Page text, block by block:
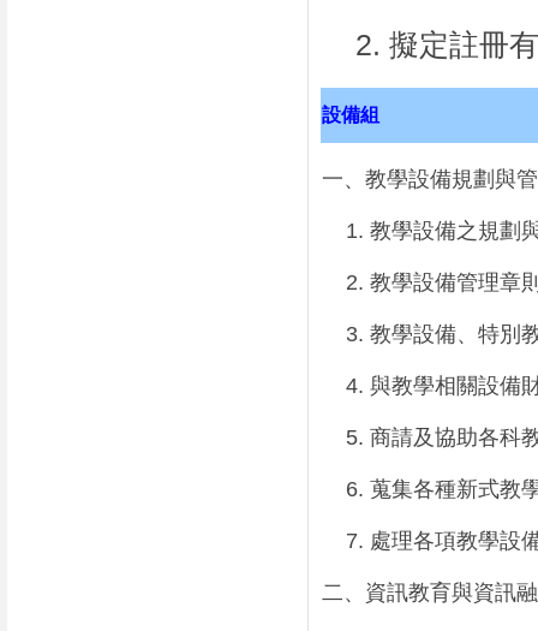
2. 擬定註冊
設備組
一、教學設備規劃與
1. 教學設備之規劃
2. 教學設備管理章
3. 教學設備、特別
4. 與教學相關設備
5. 商請及協助各科
6. 蒐集各種新式教
7. 處理各項教學設
二、資訊教育與資訊